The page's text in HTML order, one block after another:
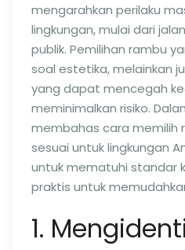
mengarahkan perilaku
lingkungan, mulai dari
publik. Pemilihan rambu
soal estetika, melainkan
yang dapat mencegah
meminimalkan risiko.
membahas cara memilih
sesuai untuk lingkungan
untuk mematuhi standar
praktis untuk
1.